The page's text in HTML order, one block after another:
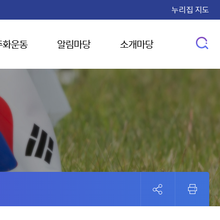
누리집 지도
운동 알림마당 소개마당